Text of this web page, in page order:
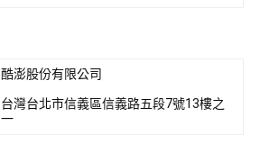
酷澎股份有限公司
台灣台北市信義區信義路五段7號13樓之
一